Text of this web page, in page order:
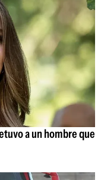
a un hombre que